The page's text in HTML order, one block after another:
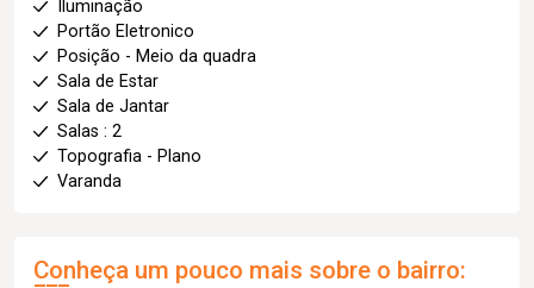
Iluminação
Portão Eletronico
Posição - Meio da quadra
Sala de Estar
Sala de Jantar
Salas : 2
Topografia - Plano
Varanda
Conheça um pouco mais sobre o bairro: